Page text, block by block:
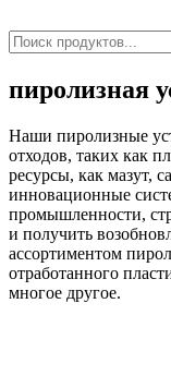
пиролизная
Наши пиролизные
отходов, таких как
ресурсы, как мазут,
инновационные
промышленности,
и получить
ассортиментом
отработанного
многое другое.